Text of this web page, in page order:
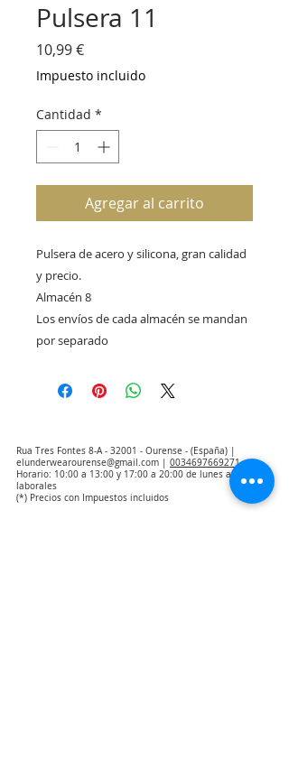
Pulsera 11
10,99 €Precio
Impuesto incluido
Cantidad *
Agregar al carrito
Pulsera de acero y silicona, gran calidad
y precio.
Almacén 8
Los envíos de cada almacén se mandan
por separado
Rua Tres Fontes 8-A - 32001 - Ourense - (España) |
elunderwearourense@gmail.com
0034697669271
Horario: 10:00 a 13:00 y 17:00 a 20:00 de lunes a viernes
laborales
(*) Precios con Impuestos incluidos